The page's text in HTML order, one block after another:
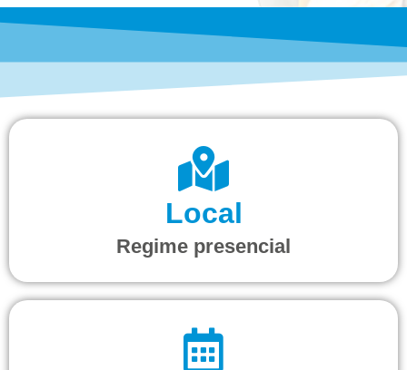
Local
Regime presencial